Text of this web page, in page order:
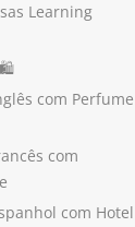
Learning
🛍
com Perfume
com
com Hotel